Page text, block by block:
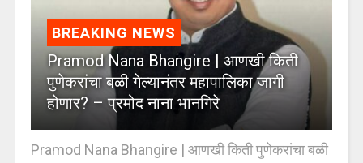
BREAKING NEWS
Pramod Nana Bhangire | आणखी किती
पुणेकरांचा बळी गेल्यानंतर महापालिका जागी
होणार? – प्रमोद नाना भानगिरे
Pramod Nana Bhangire | आणखी किती पुणेकरांचा बळी